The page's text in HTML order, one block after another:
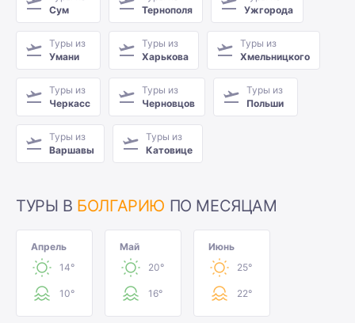
Сум
Тернополя
Ужгорода
Туры из
Умани
Туры из
Харькова
Туры из
Хмельницкого
Туры из
Черкасс
Туры из
Черновцов
Туры из
Польши
Туры из
Варшавы
Туры из
Катовице
ТУРЫ В БОЛГАРИЮ ПО МЕСЯЦАМ
Апрель
14°
10°
Май
20°
16°
Июнь
25°
22°